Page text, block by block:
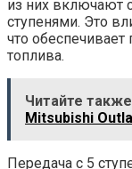
из них включают
ступенями. Это
что
топлива.
Читайте
Mitsubishi
Передача с 5